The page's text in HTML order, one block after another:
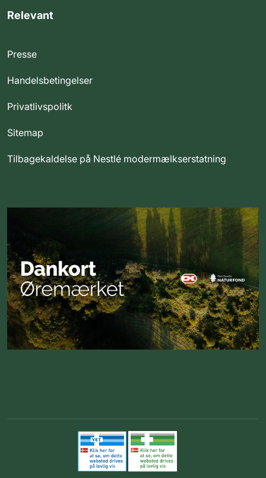
Relevant
Presse
Handelsbetingelser
Privatlivspolitk
Sitemap
Tilbagekaldelse på Nestlé modermælkserstatning